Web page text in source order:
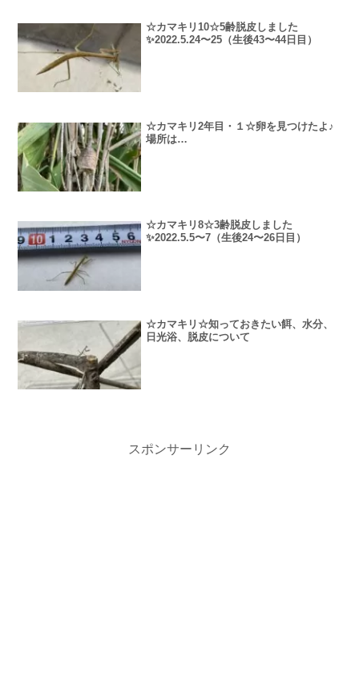
☆カマキリ10☆5齢脱皮しました
✨2022.5.24〜25（生後43〜44日目）
☆カマキリ2年目・１☆卵を見つけたよ♪
場所は…
☆カマキリ8☆3齢脱皮しました
✨2022.5.5〜7（生後24〜26日目）
☆カマキリ☆知っておきたい餌、水分、
日光浴、脱皮について
スポンサーリンク